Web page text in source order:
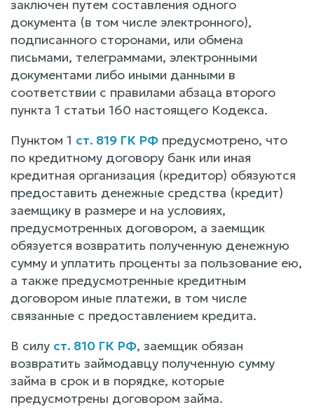
заключен путем составления одного
документа (в том числе электронного),
подписанного сторонами, или обмена
письмами, телеграммами, электронными
документами либо иными данными в
соответствии с правилами абзаца второго
пункта 1 статьи 160 настоящего Кодекса.
Пунктом 1 ст. 819 ГК РФ предусмотрено, что
по кредитному договору банк или иная
кредитная организация (кредитор) обязуются
предоставить денежные средства (кредит)
заемщику в размере и на условиях,
предусмотренных договором, а заемщик
обязуется возвратить полученную денежную
сумму и уплатить проценты за пользование ею,
а также предусмотренные кредитным
договором иные платежи, в том числе
связанные с предоставлением кредита.
В силу ст. 810 ГК РФ, заемщик обязан
возвратить займодавцу полученную сумму
займа в срок и в порядке, которые
предусмотрены договором займа.